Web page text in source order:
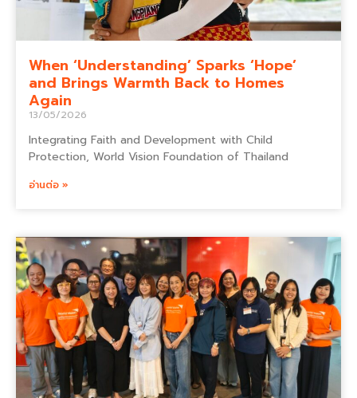
When ‘Understanding’ Sparks ‘Hope’
and Brings Warmth Back to Homes
Again
13/05/2026
Integrating Faith and Development with Child
Protection, World Vision Foundation of Thailand
อ่านต่อ »